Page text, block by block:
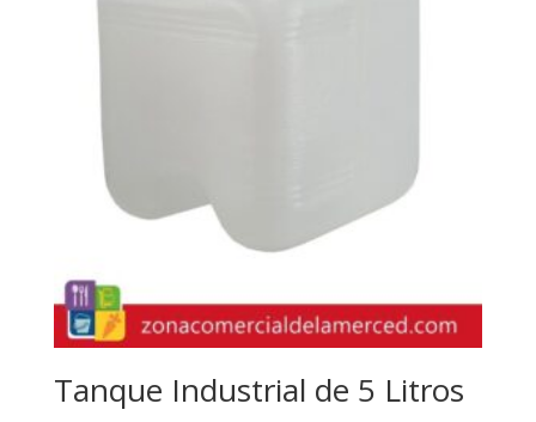
Tanque Industrial de 5 Litros